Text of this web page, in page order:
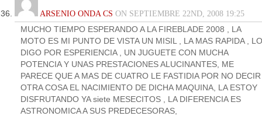
ARSENIO ONDA CS ON SEPTIEMBRE 22ND, 2008 19:25
MUCHO TIEMPO ESPERANDO A LA FIREBLADE 2008 , LA
MOTO ES MI PUNTO DE VISTA UN MISIL , LA MAS RAPIDA , LO
DIGO POR ESPERIENCIA , UN JUGUETE CON MUCHA
POTENCIA Y UNAS PRESTACIONES ALUCINANTES, ME
PARECE QUE A MAS DE CUATRO LE FASTIDIA POR NO DECIR
OTRA COSA EL NACIMIENTO DE DICHA MAQUINA, LA ESTOY
DISFRUTANDO YA siete MESECITOS , LA DIFERENCIA ES
ASTRONOMICA A SUS PREDECESORAS,